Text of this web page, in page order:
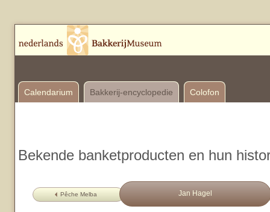
Calendarium Bakkerij-encyclopedie Colofon
Bekende banketproducten en hun
Pêche Melba Jan Hagel